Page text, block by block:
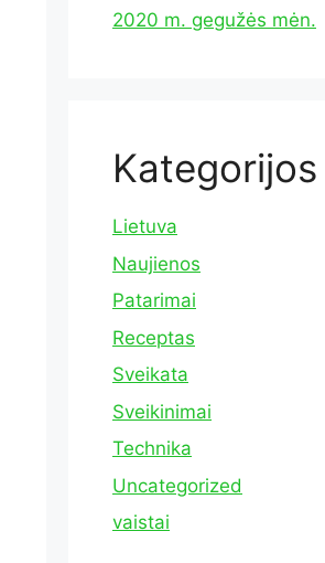
2020 m. gegužės mėn.
Kategorijos
Lietuva
Naujienos
Patarimai
Receptas
Sveikata
Sveikinimai
Technika
Uncategorized
vaistai